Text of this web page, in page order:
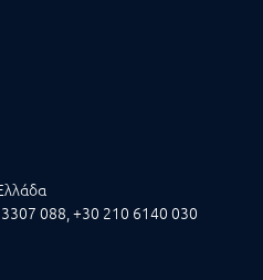
088,+30 210 6140 030